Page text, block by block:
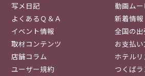
写メ日記
動画ムー
よくあるＱ＆Ａ
新着情報
イベント情報
全国の
取材コンテンツ
お支払
店舗コラム
ホテルリ
ユーザー規約
つくば